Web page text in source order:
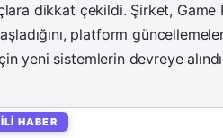
dikkat çekildi. Şirket, Game
platform
yeni sistemlerin devreye
HABER